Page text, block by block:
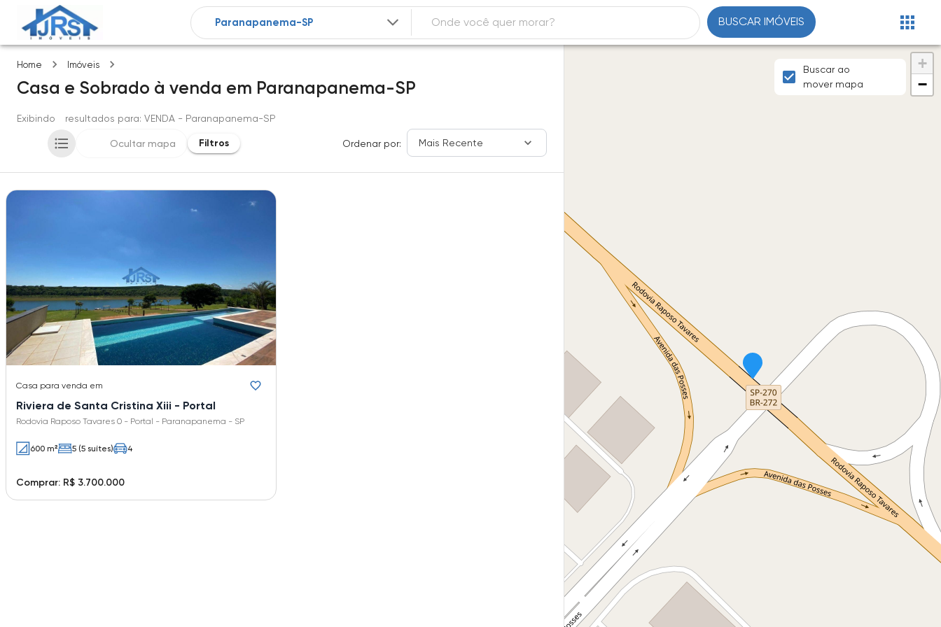
BUSCAR IMÓVEIS
Home Imóveis
Casa e Sobrado à venda em Paranapanema-SP
Exibindo resultados para: VENDA - Paranapanema-SP
Ocultar mapa Filtros Ordenar por: Mais Recente
Casa para venda em
Riviera de Santa Cristina Xiii - Portal
Rodovia Raposo Tavares 0 - Portal - Paranapanema - SP
600 m² 5 (5 suítes) 4
Comprar: R$ 3.700.000
+
−
Buscar ao
mover mapa